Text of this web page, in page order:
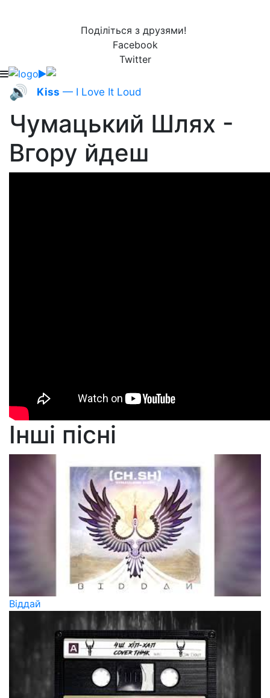
Поділіться з друзями!
Facebook
Twitter
🔊 Kiss — I Love It Loud
Чумацький Шлях -
Вгору йдеш
Інші пісні
Віддай